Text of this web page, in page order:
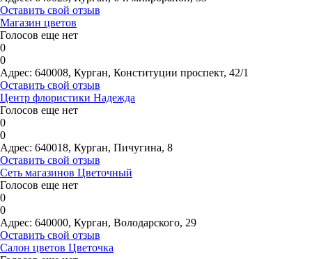
Оставить свой отзыв
Магазин цветов
Голосов еще нет
0
0
Адрес: 640008, Курган, Конституции проспект, 42/1
Оставить свой отзыв
Центр флористики Надежда
Голосов еще нет
0
0
Адрес: 640018, Курган, Пичугина, 8
Оставить свой отзыв
Сеть магазинов Цветочный
Голосов еще нет
0
0
Адрес: 640000, Курган, Володарского, 29
Оставить свой отзыв
Салон цветов Цветочка